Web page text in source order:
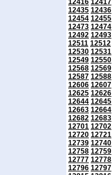
12416 12417
12435 12436
12454 12455
12473 12474
12492 12493
12511 12512
12530 12531
12549 12550
12568 12569
12587 12588
12606 12607
12625 12626
12644 12645
12663 12664
12682 12683
12701 12702
12720 12721
12739 12740
12758 12759
12777 12778
12796 12797